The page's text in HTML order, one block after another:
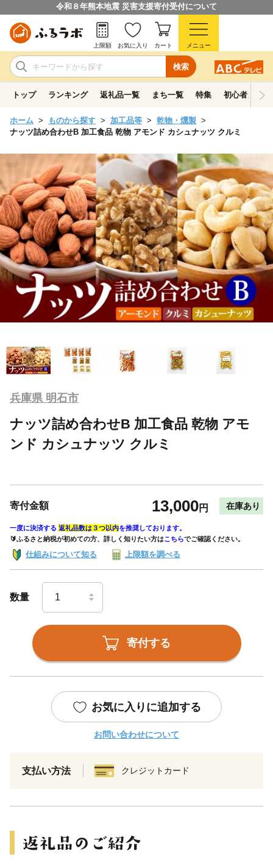
令和８年熊本地震 災害支援寄付受付について
検索
上限額 お気に入り カート メニュー
トップ ランキング 返礼品一覧 まち一覧 特集 初心者ガイド
ホーム ものから探す 加工品等
乾物・燻製
ナッツ詰め合わせB 加工食品 乾物 アモンド カシュナッツ クルミ
兵庫県 明石市
ナッツ詰め合わせB 加工食品 乾物 アモ
ンド カシュナッツ クルミ
寄付金額 13,000円 在庫あり
一度に決済する 返礼品数は３つ以内を推奨しております。
🔰ふるさと納税が初めての方、詳しく知りたい方はこちらでご確認ください。
仕組みについて知る 上限額を調べる
数量
寄付する
お気に入りに追加する
お問い合わせについて
支払い方法 クレジットカード